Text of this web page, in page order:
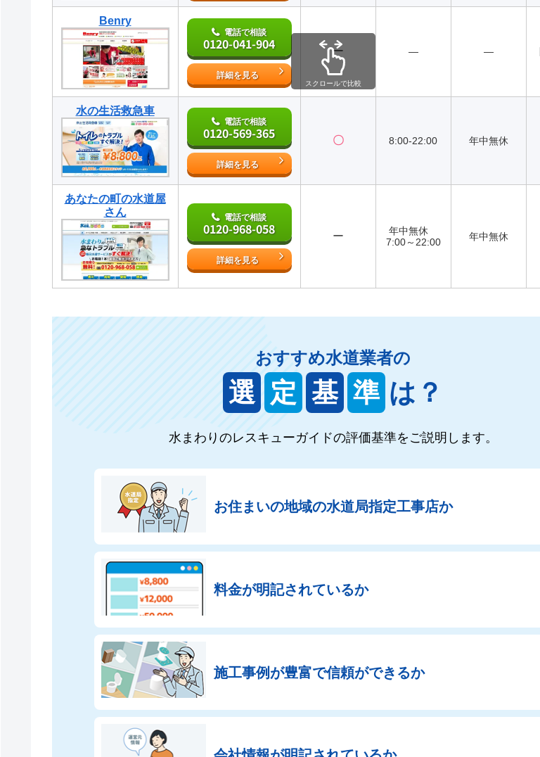
Benry
電話で相談
0120-041-904
詳細を見る
ー ― ―
水の生活救急車
電話で相談
0120-569-365
詳細を見る
〇 8:00-22:00 年中無休
あなたの町の水道屋
さん
電話で相談
0120-968-058
詳細を見る
ー
年中無休
7:00～22:00
年中無休
スクロールで比較
おすすめ水道業者の
選 定 基 準 は？
水まわりのレスキューガイドの評価基準をご説明します。
お住まいの地域の水道局指定工事店か
料金が明記されているか
施工事例が豊富で信頼ができるか